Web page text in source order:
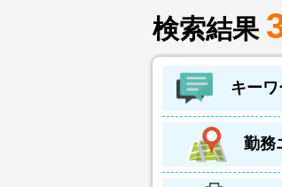
検索結果
キーワ
勤務